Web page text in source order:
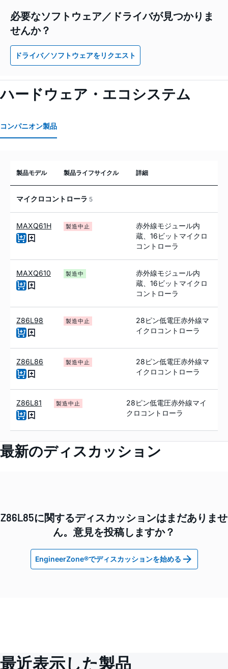
必要なソフトウェア／ドライバが見つかりま
せんか？
ドライバ／ソフトウェアをリクエスト
ハードウェア・エコシステム
コンパニオン製品
製品モデル 製品ライフサイクル 詳細
マイクロコントローラ 5
MAXQ61H 製造中止
赤外線モジュール内
蔵、16ビットマイクロ
コントローラ
MAXQ610 製造中
赤外線モジュール内
蔵、16ビットマイクロ
コントローラ
Z86L98 製造中止
28ピン低電圧赤外線マ
イクロコントローラ
Z86L86 製造中止
28ピン低電圧赤外線マ
イクロコントローラ
Z86L81 製造中止
28ピン低電圧赤外線マイ
クロコントローラ
最新のディスカッション
Z86L85に関するディスカッションはまだありませ
ん。意見を投稿しますか？
EngineerZone®でディスカッションを始める
最近表示した製品